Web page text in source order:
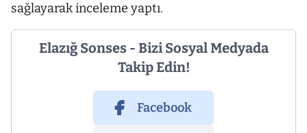
sağlayarak inceleme yaptı.
Elazığ Sonses - Bizi Sosyal Medyada
Takip Edin!
Facebook